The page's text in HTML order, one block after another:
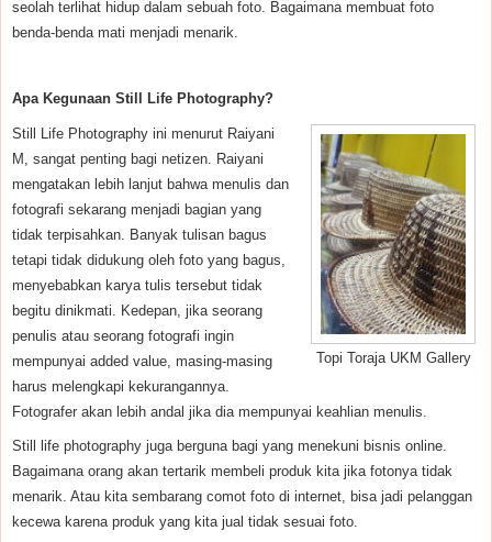
seolah terlihat hidup dalam sebuah foto. Bagaimana membuat foto
benda-benda mati menjadi menarik.
Apa Kegunaan Still Life Photography?
Topi Toraja UKM Gallery
Still Life Photography ini menurut Raiyani
M, sangat penting bagi netizen. Raiyani
mengatakan lebih lanjut bahwa menulis dan
fotografi sekarang menjadi bagian yang
tidak terpisahkan. Banyak tulisan bagus
tetapi tidak didukung oleh foto yang bagus,
menyebabkan karya tulis tersebut tidak
begitu dinikmati. Kedepan, jika seorang
penulis atau seorang fotografi ingin
mempunyai added value, masing-masing
harus melengkapi kekurangannya.
Fotografer akan lebih andal jika dia mempunyai keahlian menulis.
Still life photography juga berguna bagi yang menekuni bisnis online.
Bagaimana orang akan tertarik membeli produk kita jika fotonya tidak
menarik. Atau kita sembarang comot foto di internet, bisa jadi pelanggan
kecewa karena produk yang kita jual tidak sesuai foto.